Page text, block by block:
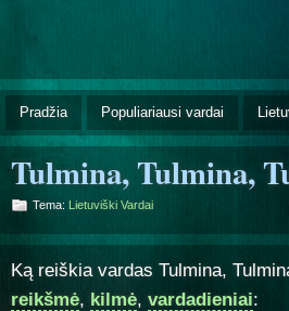
Pradžia Populiariausi vardai
Tulmina, Tulmina,
Tema: Lietuviški Vardai
Ką reiškia vardas Tulmina,
reikšmė, kilmė, vardadieniai: